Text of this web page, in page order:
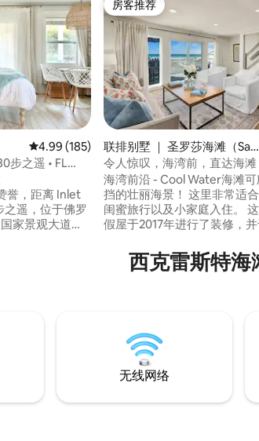
平均评分 4.99 分（满分 5 分），共 185 条
4.99 (185)
步之遥 • FL
誉，距离 Inlet
遥，位于佛罗
家景观大道的
私人室外起居
何地方！
房客推荐
房客推荐
联排别墅 ｜ 圣罗莎海滩（San
ta Rosa Beach）
令人惊叹，海湾前，直达海滩
海湾前沿 - Cool Water海滩
挡的壮丽海景！ 这里非常适合
闺蜜旅行以及小家庭入住。
假屋于2017年进行了装修，
上用品，在您走进大门的那
恼都会烟消云散。 我们的房
西克雷斯特海
无线网络